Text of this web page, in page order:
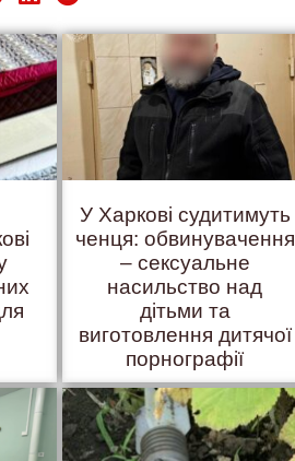
У Харкові судитимуть
ченця: обвинувачення
– сексуальне
насильство над
дітьми та
виготовлення дитячої
порнографії